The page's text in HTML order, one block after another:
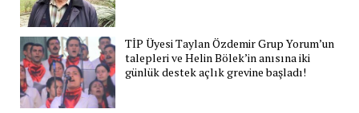
TİP Üyesi Taylan Özdemir Grup Yorum’un
talepleri ve Helin Bölek’in anısına iki
günlük destek açlık grevine başladı!